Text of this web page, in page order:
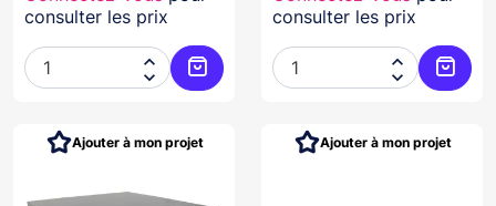
consulter les prix


Ajouter au panier
consulter les prix


Ajouter à mon projet Ajouter à mon projet